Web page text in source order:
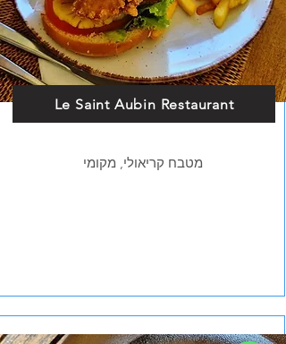
Le Saint Aubin Restaurant
מטבח קריאולי, מקומי